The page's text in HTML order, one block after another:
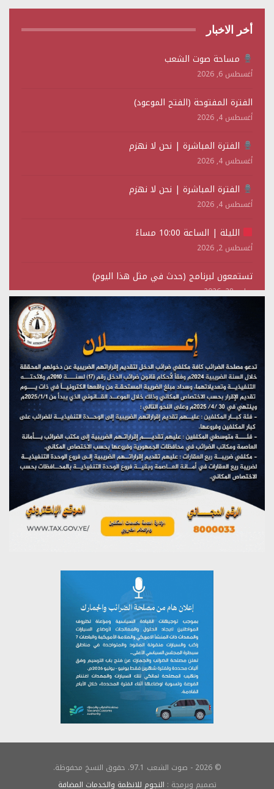
أخر الاخبار
مساحة صوت الشعب
أغسطس 6, 2026
الفترة المفتوحة (الفتح الموعود)
أغسطس 4, 2026
الفترة المباشرة | نحن لا نهزم
أغسطس 4, 2026
الفترة المباشرة | نحن لا نهزم
أغسطس 4, 2026
الليلة | الساعة 10:00 مساءً
أغسطس 2, 2026
تستمعون لبرنامج (حدث في مثل هذا اليوم)
يوليو 28, 2026
(نحن لا نهزم) بث مباشر
تستمعون لبرنامج (هندسة الوهم)
يوليو 28, 2026
مؤتمر صحفي لمركز عين الإنسانية حول جرائم تحالف العدوان
على اليمن
يوليو 27, 2026
تستمعون لبرنامج (مع السيد القائد)
يوليو 26, 2026
© 2026 - صوت الشعب 97.1. حقوق النسخ محفوظة.
تصميم وبرمجة : النجوم للانظمة والخدمات المضافة